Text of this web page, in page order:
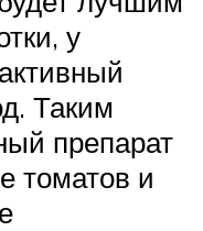
у
Таким
препарат
томатов и